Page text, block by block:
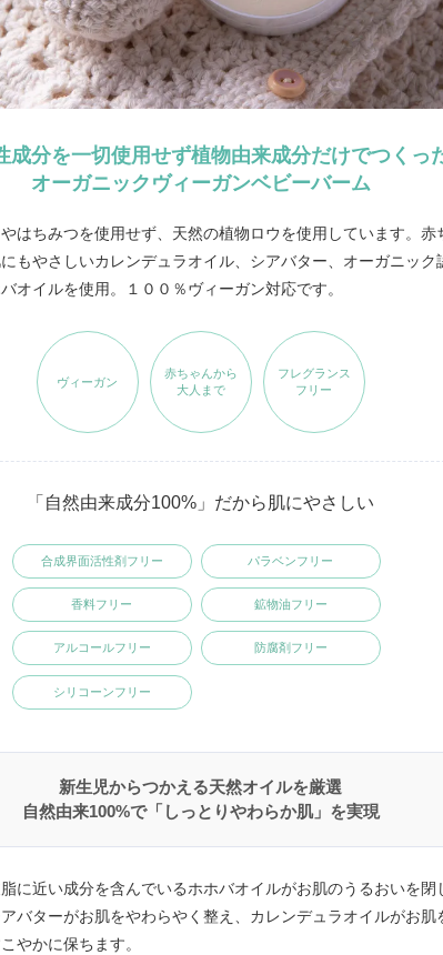
成分を一切使用せず植物由来成分だけでつくっ
オーガニックヴィーガンベビーバーム
はちみつを使用せず、天然の植物ロウを使用しています。赤
もやさしいカレンデュラオイル、シアバター、オーガニック
オイルを使用。１００％ヴィーガン対応です。
ヴィーガン
赤ちゃんから
大人まで
フレグランス
フリー
「自然由来成分100%」だから肌にやさしい
合成界面活性剤フリー パラベンフリー
香料フリー 鉱物油フリー
アルコールフリー 防腐剤フリー
シリコーンフリー
新生児からつかえる天然オイルを厳選
自然由来100%で「しっとりやわらか肌」を実現
に近い成分を含んでいるホホバオイルがお肌のうるおいを閉
バターがお肌をやわらやく整え、カレンデュラオイルがお肌
やかに保ちます。